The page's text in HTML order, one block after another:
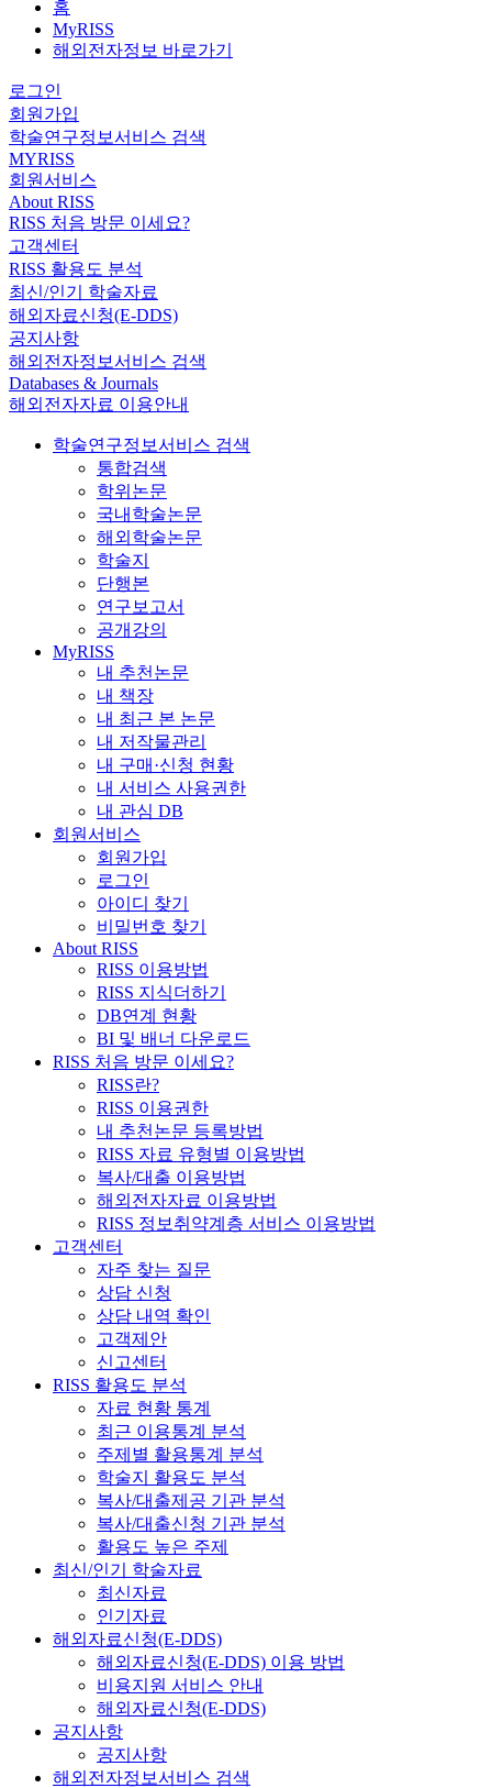
홈
MyRISS
해외전자정보 바로가기
로그인
회원가입
학술연구정보서비스 검색
MYRISS
회원서비스
About RISS
RISS 처음 방문 이세요?
고객센터
RISS 활용도 분석
최신/인기 학술자료
해외자료신청(E-DDS)
공지사항
해외전자정보서비스 검색
Databases & Journals
해외전자자료 이용안내
학술연구정보서비스 검색
통합검색
학위논문
국내학술논문
해외학술논문
학술지
단행본
연구보고서
공개강의
MyRISS
내 추천논문
내 책장
내 최근 본 논문
내 저작물관리
내 구매·신청 현황
내 서비스 사용권한
내 관심 DB
회원서비스
회원가입
로그인
아이디 찾기
비밀번호 찾기
About RISS
RISS 이용방법
RISS 지식더하기
DB연계 현황
BI 및 배너 다운로드
RISS 처음 방문 이세요?
RISS란?
RISS 이용권한
내 추천논문 등록방법
RISS 자료 유형별 이용방법
복사/대출 이용방법
해외전자자료 이용방법
RISS 정보취약계층 서비스 이용방법
고객센터
자주 찾는 질문
상담 신청
상담 내역 확인
고객제안
신고센터
RISS 활용도 분석
자료 현황 통계
최근 이용통계 분석
주제별 활용통계 분석
학술지 활용도 분석
복사/대출제공 기관 분석
복사/대출신청 기관 분석
활용도 높은 주제
최신/인기 학술자료
최신자료
인기자료
해외자료신청(E-DDS)
해외자료신청(E-DDS) 이용 방법
비용지원 서비스 안내
해외자료신청(E-DDS)
공지사항
공지사항
해외전자정보서비스 검색